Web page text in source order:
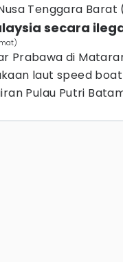
Tenggara Barat
secara
Prabawa di
laut speed
Pulau Putri